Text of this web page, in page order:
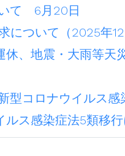
て 6月20日
ついて（2025年12
、地震・大雨等天
コロナウイルス感
ス感染症法5類移